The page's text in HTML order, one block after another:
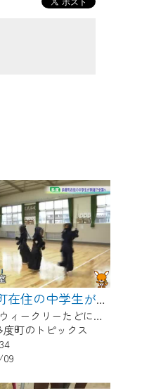
【多度】多度町在住の中学生が剣道で全国へ
2025年7月14日週 ウィークリーたどにて放送
町のトピックス